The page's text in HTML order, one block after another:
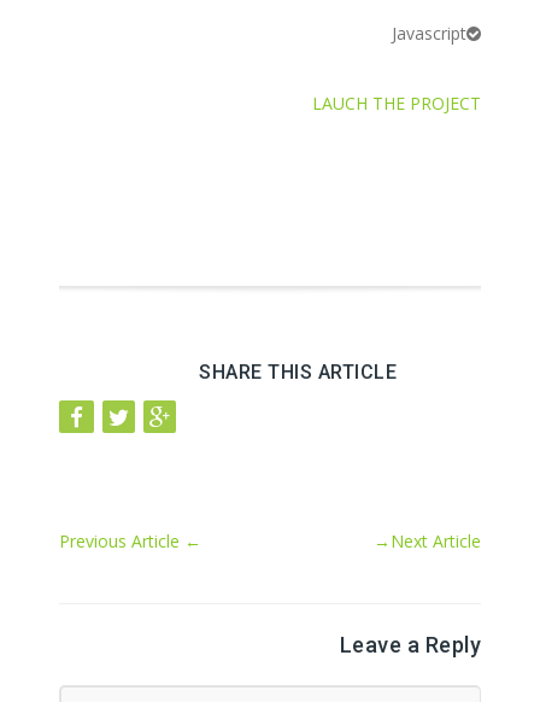
Javascript
LAUCH THE PROJECT
SHARE THIS ARTICLE
← Next Article
→
Leave a Reply